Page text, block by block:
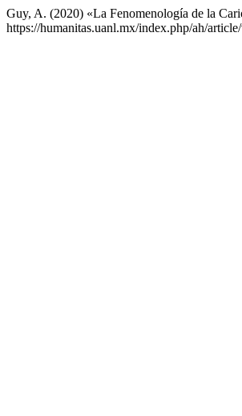
Guy, A. (2020) «La Fenomenología de la
https://humanitas.uanl.mx/index.php/ah/